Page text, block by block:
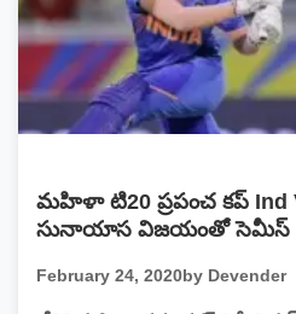
మహిళా టి20 ప్రపంచ కప్ Ind
సునాయాస విజయంతో సెమీస్
February 24, 2020by Devender